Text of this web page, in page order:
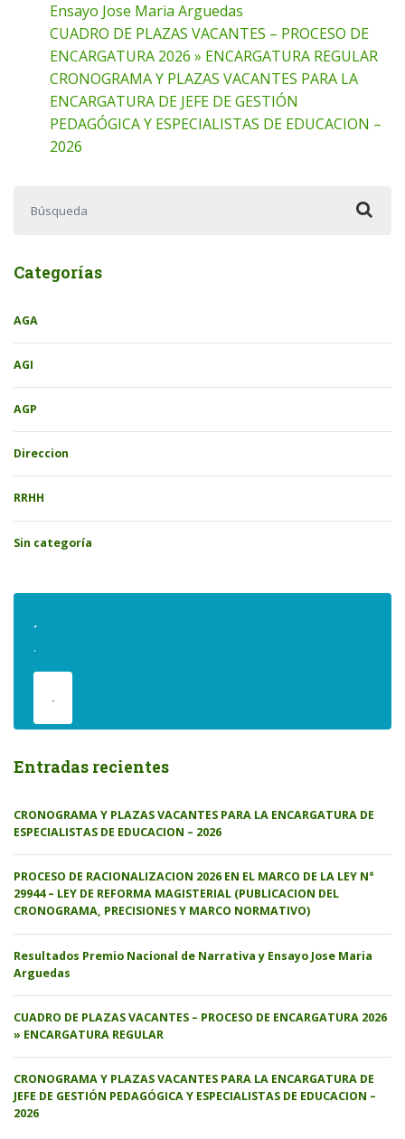
Ensayo Jose Maria Arguedas
CUADRO DE PLAZAS VACANTES – PROCESO DE
ENCARGATURA 2026 » ENCARGATURA REGULAR
CRONOGRAMA Y PLAZAS VACANTES PARA LA
ENCARGATURA DE JEFE DE GESTIÓN
PEDAGÓGICA Y ESPECIALISTAS DE EDUCACION –
2026
Categorías
AGA
AGI
AGP
Direccion
RRHH
Sin categoría
.
.
.
Entradas recientes
CRONOGRAMA Y PLAZAS VACANTES PARA LA ENCARGATURA DE
ESPECIALISTAS DE EDUCACION – 2026
PROCESO DE RACIONALIZACION 2026 EN EL MARCO DE LA LEY N°
29944 – LEY DE REFORMA MAGISTERIAL (PUBLICACION DEL
CRONOGRAMA, PRECISIONES Y MARCO NORMATIVO)
Resultados Premio Nacional de Narrativa y Ensayo Jose Maria
Arguedas
CUADRO DE PLAZAS VACANTES – PROCESO DE ENCARGATURA 2026
» ENCARGATURA REGULAR
CRONOGRAMA Y PLAZAS VACANTES PARA LA ENCARGATURA DE
JEFE DE GESTIÓN PEDAGÓGICA Y ESPECIALISTAS DE EDUCACION –
2026